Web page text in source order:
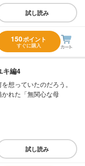
試し読み
150ポイント
すぐに購入
キ編4
想っていたのだろう。
れた「無関心な母
試し読み